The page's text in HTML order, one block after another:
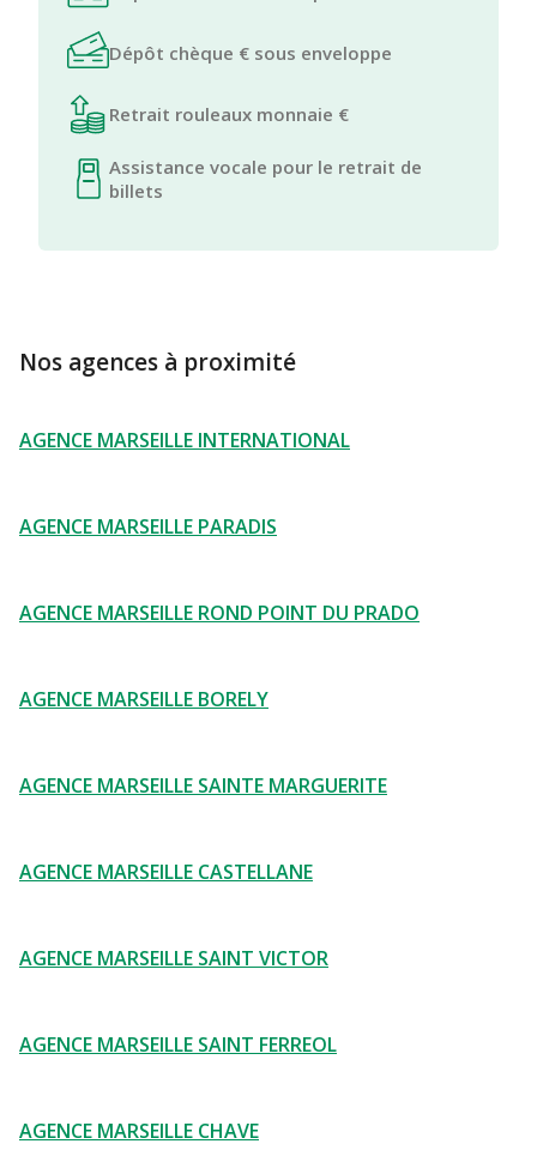
Dépôt chèque € sous enveloppe
Retrait rouleaux monnaie €
Assistance vocale pour le retrait de
billets
Nos agences à proximité
AGENCE MARSEILLE INTERNATIONAL
AGENCE MARSEILLE PARADIS
AGENCE MARSEILLE ROND POINT DU PRADO
AGENCE MARSEILLE BORELY
AGENCE MARSEILLE SAINTE MARGUERITE
AGENCE MARSEILLE CASTELLANE
AGENCE MARSEILLE SAINT VICTOR
AGENCE MARSEILLE SAINT FERREOL
AGENCE MARSEILLE CHAVE